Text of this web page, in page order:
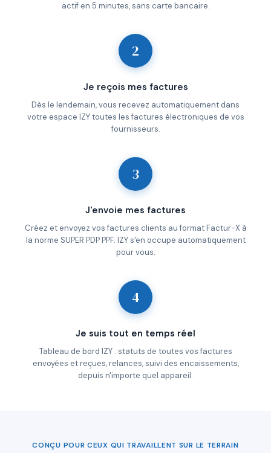
actif en 5 minutes, sans carte bancaire.
2
Je reçois mes factures
Dès le lendemain, vous recevez automatiquement dans
votre espace IZY toutes les factures électroniques de vos
fournisseurs.
3
J'envoie mes factures
Créez et envoyez vos factures clients au format Factur-X à
la norme SUPER PDP PPF. IZY s'en occupe automatiquement
pour vous.
4
Je suis tout en temps réel
Tableau de bord IZY : statuts de toutes vos factures
envoyées et reçues, relances, suivi des encaissements,
depuis n'importe quel appareil.
CONÇU POUR CEUX QUI TRAVAILLENT SUR LE TERRAIN